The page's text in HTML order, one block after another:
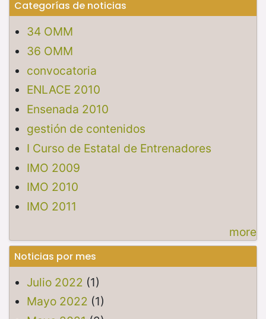
Categorías de noticias
34 OMM
36 OMM
convocatoria
ENLACE 2010
Ensenada 2010
gestión de contenidos
I Curso de Estatal de Entrenadores
IMO 2009
IMO 2010
IMO 2011
more
Noticias por mes
Julio 2022 (1)
Mayo 2022 (1)